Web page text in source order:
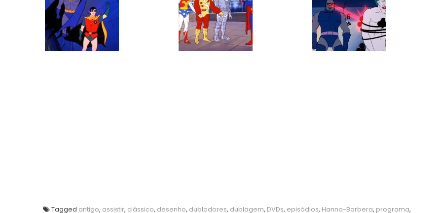
Tagged antigo, assistir, clássico, desenho, dubladores, dublagem, DVDs, episódios, Hanna-Barbera, programa,